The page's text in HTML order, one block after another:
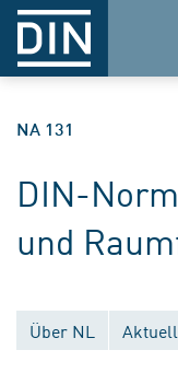
NA 131
DIN-
und
Über NL